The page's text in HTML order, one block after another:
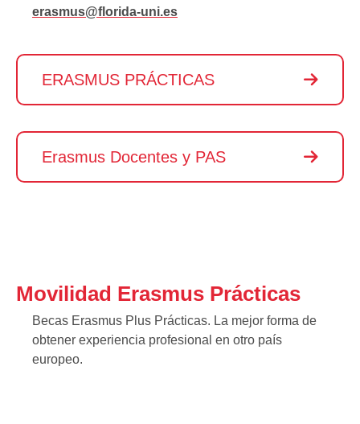
erasmus@florida-uni.es​
ERASMUS PRÁCTICAS
Erasmus Docentes y PAS
Movilidad Erasmus Prácticas
Becas Erasmus Plus Prácticas. La mejor forma de
obtener experiencia profesional en otro país
europeo. ​